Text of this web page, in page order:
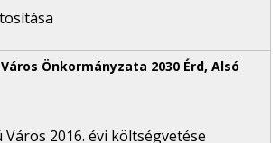
Város 2016. évi költségvetése